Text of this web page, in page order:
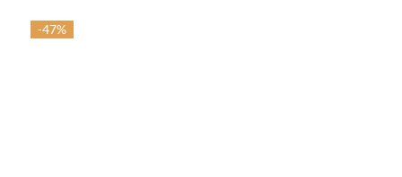
-47%